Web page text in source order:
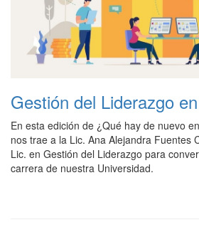
Gestión del Liderazgo
En esta edición de ¿Qué hay de nuevo
nos trae a la Lic. Ana Alejandra Fuentes
Lic. en Gestión del Liderazgo para
carrera de nuestra Universidad.